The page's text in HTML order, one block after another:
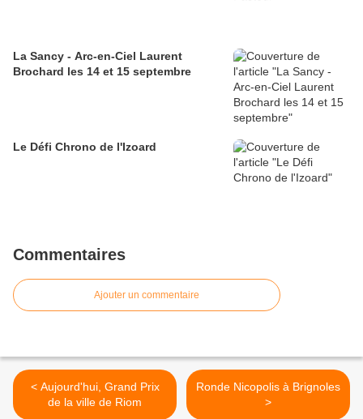
La Sancy - Arc-en-Ciel Laurent
Brochard les 14 et 15 septembre
Le Défi Chrono de l'Izoard
Commentaires
Ajouter un commentaire
< Aujourd'hui, Grand Prix
de la ville de Riom
Ronde Nicopolis à Brignoles
>